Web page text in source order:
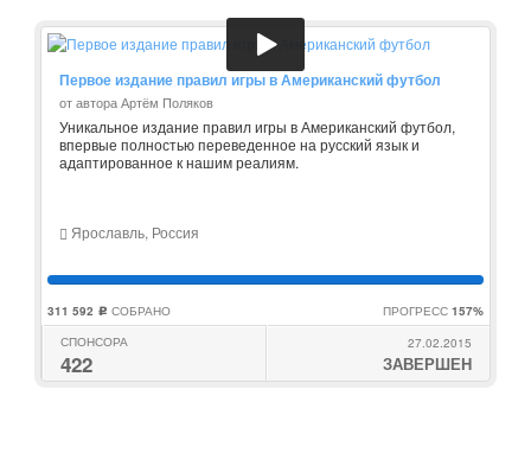
Первое издание правил игры в Американский футбол
от автора Артём Поляков
Уникальное издание правил игры в Американский футбол,
впервые полностью переведенное на русский язык и
адаптированное к нашим реалиям.
Ярославль, Россия
311 592 c СОБРАНО ПРОГРЕСС 157%
СПОНСОРА
422
27.02.2015
ЗАВЕРШЕН